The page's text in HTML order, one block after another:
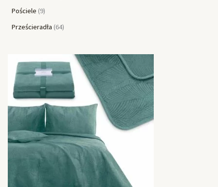
Pościele 9
Prześcieradła 64